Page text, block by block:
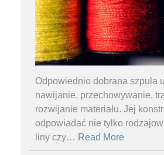
Odpowiednio dobrana szpula
nawijanie, przechowywanie,
rozwijanie materiału. Jej
odpowiadać nie tylko
liny czy… Read More